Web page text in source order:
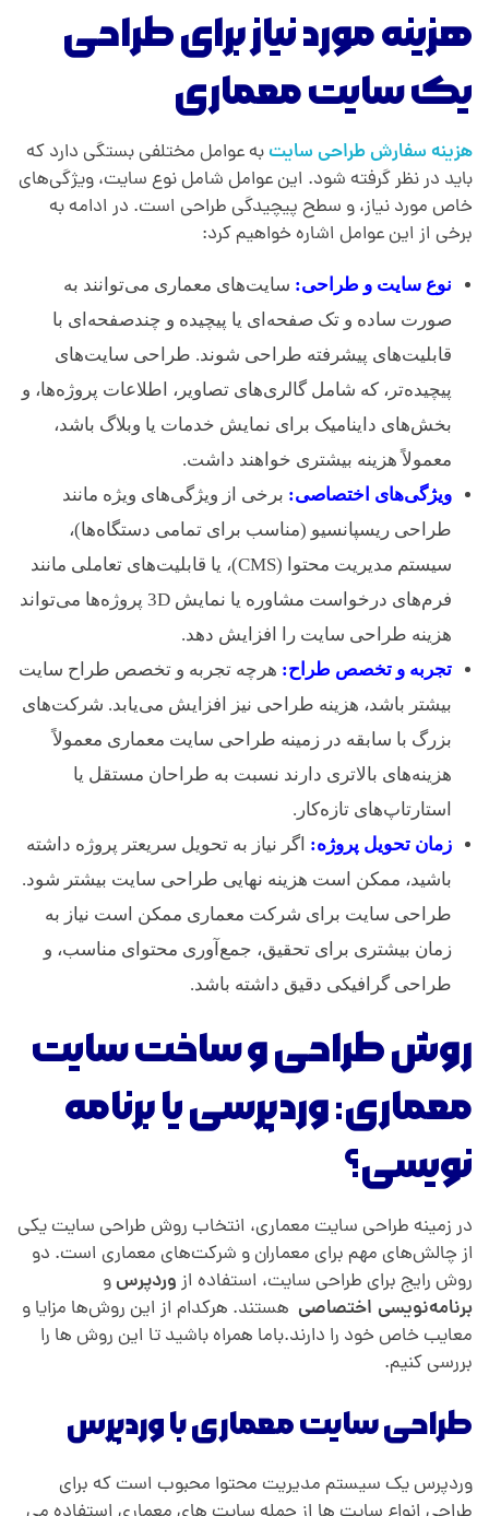
هزینه مورد نیاز برای طراحی
یک سایت معماری
هزینه سفارش طراحی سایتبه عوامل مختلفی بستگی دارد که
باید در نظر گرفته شود. این عوامل شامل نوع سایت، ویژگی‌های
خاص مورد نیاز، و سطح پیچیدگی طراحی است. در ادامه به
برخی از این عوامل اشاره خواهیم کرد:
نوع سایت و طراحی: سایت‌های معماری می‌توانند به
صورت ساده و تک صفحه‌ای یا پیچیده و چندصفحه‌ای با
قابلیت‌های پیشرفته طراحی شوند. طراحی سایت‌های
پیچیده‌تر، که شامل گالری‌های تصاویر، اطلاعات پروژه‌ها، و
بخش‌های داینامیک برای نمایش خدمات یا وبلاگ باشد،
معمولاً هزینه بیشتری خواهند داشت.
ویژگی‌های اختصاصی: برخی از ویژگی‌های ویژه مانند
طراحی ریسپانسیو (مناسب برای تمامی دستگاه‌ها)،
سیستم مدیریت محتوا (CMS)، یا قابلیت‌های تعاملی مانند
فرم‌های درخواست مشاوره یا نمایش 3D پروژه‌ها می‌تواند
هزینه طراحی سایت را افزایش دهد.
تجربه و تخصص طراح: هرچه تجربه و تخصص طراح سایت
بیشتر باشد، هزینه طراحی نیز افزایش می‌یابد. شرکت‌های
بزرگ با سابقه در زمینه طراحی سایت معماری معمولاً
هزینه‌های بالاتری دارند نسبت به طراحان مستقل یا
استارتاپ‌های تازه‌کار.
زمان تحویل پروژه: اگر نیاز به تحویل سریعتر پروژه داشته
باشید، ممکن است هزینه نهایی طراحی سایت بیشتر شود.
طراحی سایت برای شرکت معماری ممکن است نیاز به
زمان بیشتری برای تحقیق، جمع‌آوری محتوای مناسب، و
طراحی گرافیکی دقیق داشته باشد.
روش طراحی و ساخت سایت
معماری: وردپرسی یا برنامه
نویسی؟
در زمینه طراحی سایت معماری، انتخاب روش طراحی سایت یکی
از چالش‌های مهم برای معماران و شرکت‌های معماری است. دو
روش رایج برای طراحی سایت، استفاده ازوردپرسو
برنامه‌نویسی اختصاصی هستند. هرکدام از این روش‌ها مزایا و
معایب خاص خود را دارند.باما همراه باشید تا این روش ها را
بررسی کنیم.
طراحی سایت معماری با وردپرس
وردپرس یک سیستم مدیریت محتوا محبوب است که برای